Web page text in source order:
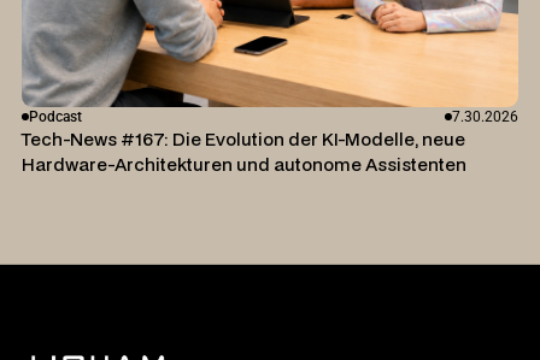
Podcast 7.30.2026
Tech-News #167: Die Evolution der KI-Modelle, neue
Hardware-Architekturen und autonome Assistenten